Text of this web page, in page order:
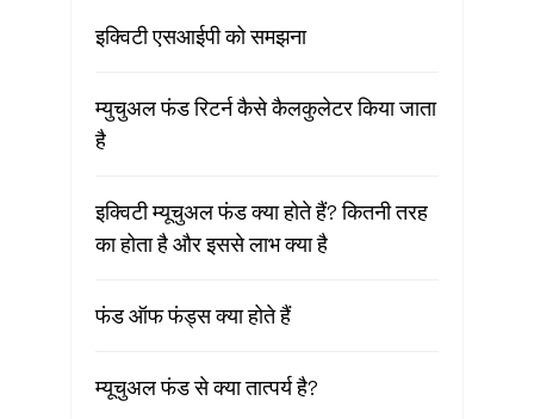
इक्विटी एसआईपी को समझना
म्युचुअल फंड रिटर्न कैसे कैलकुलेटर किया जाता
है
इक्विटी म्यूचुअल फंड क्या होते हैं? कितनी तरह
का होता है और इससे लाभ क्या है
फंड ऑफ फंड्स क्या होते हैं
म्यूचुअल फंड से क्या तात्पर्य है?